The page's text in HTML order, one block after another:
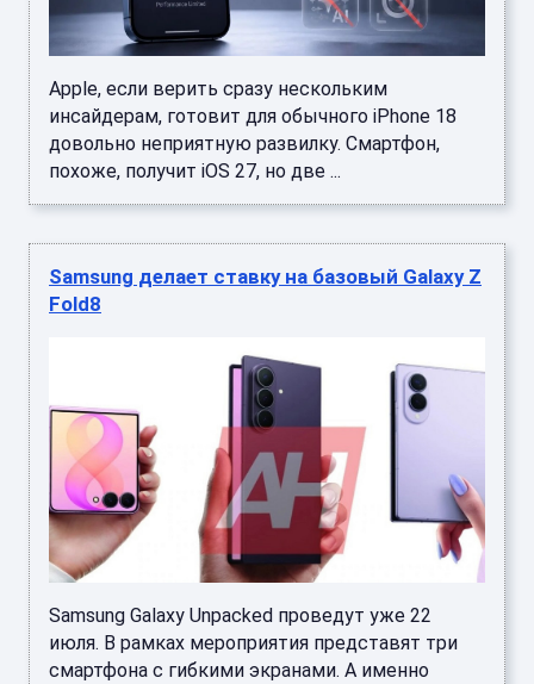
Apple, если верить сразу нескольким
инсайдерам, готовит для обычного iPhone 18
довольно неприятную развилку. Смартфон,
похоже, получит iOS 27, но две ...
Samsung делает ставку на базовый Galaxy Z
Fold8
Samsung Galaxy Unpacked проведут уже 22
июля. В рамках мероприятия представят три
смартфона с гибкими экранами. А именно